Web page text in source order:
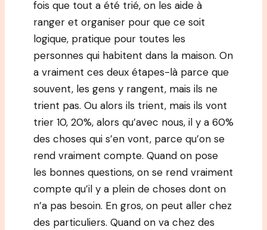
fois que tout a été trié, on les aide à
ranger et organiser pour que ce soit
logique, pratique pour toutes les
personnes qui habitent dans la maison. On
a vraiment ces deux étapes-là parce que
souvent, les gens y rangent, mais ils ne
trient pas. Ou alors ils trient, mais ils vont
trier 10, 20%, alors qu’avec nous, il y a 60%
des choses qui s’en vont, parce qu’on se
rend vraiment compte. Quand on pose
les bonnes questions, on se rend vraiment
compte qu’il y a plein de choses dont on
n’a pas besoin. En gros, on peut aller chez
des particuliers. Quand on va chez des